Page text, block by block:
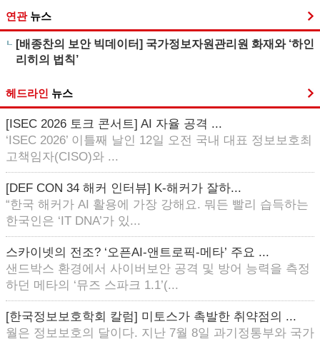
연관 뉴스
[배종찬의 보안 빅데이터] 국가정보자원관리원 화재와 ‘하인
리히의 법칙’
헤드라인 뉴스
[ISEC 2026 토크 콘서트] AI 자율 공격 ...
‘ISEC 2026’ 이틀째 날인 12일 오전 국내 대표 정보보호최
고책임자(CISO)와 ...
[DEF CON 34 해커 인터뷰] K-해커가 잘하...
“한국 해커가 AI 활용에 가장 강해요. 뭐든 빨리 습득하는
한국인은 ‘IT DNA’가 있...
스카이넷의 전조? ‘오픈AI-앤트로픽-메타’ 주요 ...
샌드박스 환경에서 사이버보안 공격 및 방어 능력을 측정
하던 메타의 ‘뮤즈 스파크 1.1’(...
[한국정보보호학회 칼럼] 미토스가 촉발한 취약점의 ...
월은 정보보호의 달이다. 지난 7월 8일 과기정통부와 국가